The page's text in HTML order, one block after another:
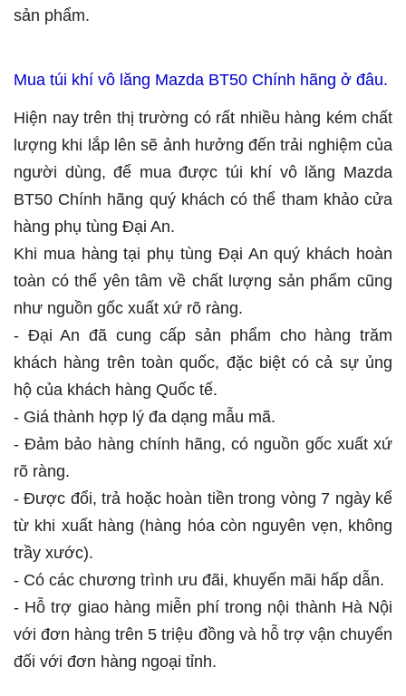
sản phẩm.
Mua túi khí vô lăng Mazda BT50 Chính hãng ở đâu.
Hiện nay trên thị trường có rất nhiều hàng kém chất
lượng khi lắp lên sẽ ảnh hưởng đến trải nghiệm của
người dùng, để mua được túi khí vô lăng Mazda
BT50 Chính hãng quý khách có thể tham khảo cửa
hàng phụ tùng Đại An.
Khi mua hàng tại phụ tùng Đại An quý khách hoàn
toàn có thể yên tâm về chất lượng sản phẩm cũng
như nguồn gốc xuất xứ rõ ràng.
- Đại An đã cung cấp sản phẩm cho hàng trăm
khách hàng trên toàn quốc, đặc biệt có cả sự ủng
hộ của khách hàng Quốc tế.
- Giá thành hợp lý đa dạng mẫu mã.
- Đảm bảo hàng chính hãng, có nguồn gốc xuất xứ
rõ ràng.
- Được đổi, trả hoặc hoàn tiền trong vòng 7 ngày kể
từ khi xuất hàng (hàng hóa còn nguyên vẹn, không
trầy xước).
- Có các chương trình ưu đãi, khuyến mãi hấp dẫn.
- Hỗ trợ giao hàng miễn phí trong nội thành Hà Nội
với đơn hàng trên 5 triệu đồng và hỗ trợ vận chuyển
đối với đơn hàng ngoại tỉnh.